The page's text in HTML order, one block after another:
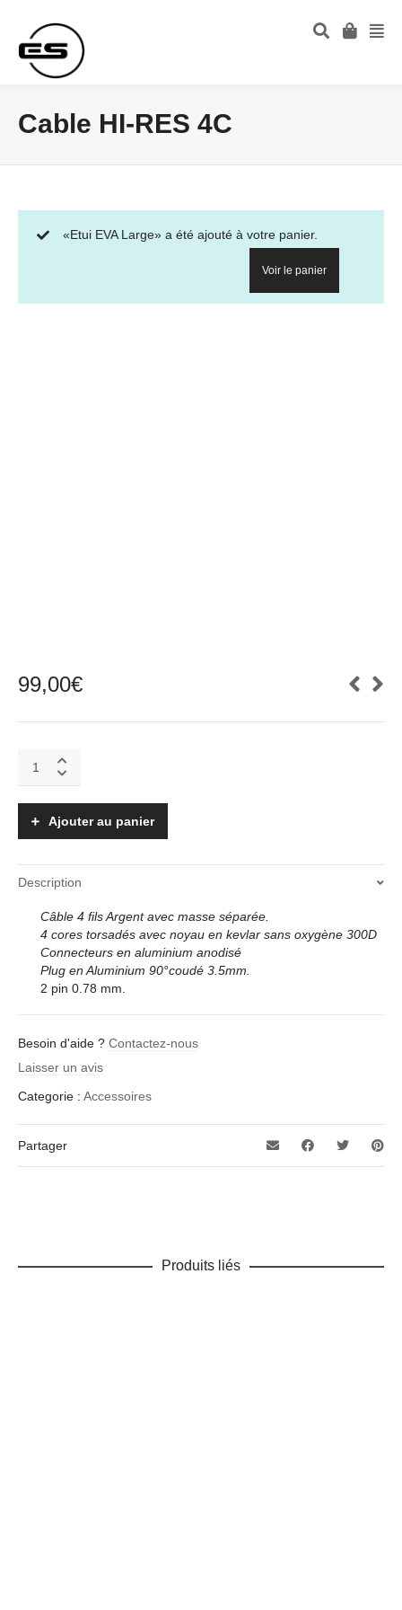
Cable HI-RES 4C
«Etui EVA Large» a été ajouté à votre panier.
Voir le panier
99,00€
HI-
quantity
Ajouter au panier
Description
Câble 4 fils Argent avec masse séparée.
4 cores torsadés avec noyau en kevlar sans oxygène 300D
Connecteurs en aluminium anodisé
Plug en Aluminium 90°coudé 3.5mm.
2 pin 0.78 mm.
Besoin d'aide ? Contactez-nous
Laisser un avis
Categorie : Accessoires
Partager
Produits liés